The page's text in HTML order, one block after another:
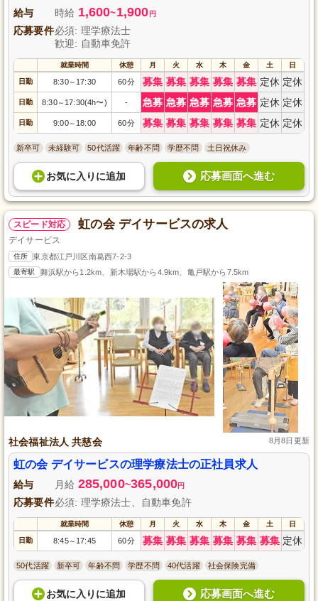
給与 時給 1,600~1,900 円
応募要件必須: 理学療法士
歓迎: 自動車免許
就業時間 休憩 月 火 水 木 金 土 日
日勤 8:30～ 17:30 60分 募集 募集 募集 募集 募集 定休 定休
日勤 8:30～ 17:30(4h〜) - 急募 急募 急募 急募 急募 定休 定休
日勤 9:00～ 18:00 60分 募集 募集 募集 募集 募集 定休 定休
新卒可 未経験可 50代活躍 年齢不問 学歴不問 土日祝休み
お気に入り に追加 応募画面へ進む
スピード対応 虹の会 デイサービスの求人
デイサービス
住所 東京都江戸川区南葛西7-2-3
最寄駅 舞浜駅から1.2km、新木場駅から4.9km、亀戸駅から7.5km
社会福祉法人 共慈会 8月8日更新
虹の会 デイサービスの理学療法士の正社員求人
給与 月給 285,000~365,000円
応募要件必須: 理学療法士、自動車免許
就業時間 休憩 月 火 水 木 金 土 日
日勤 8:45～ 17:45 60分 募集 募集 募集 募集 募集 募集 定休
50代活躍 新卒可 年齢不問 学歴不問 40代活躍 社会保険完備
お気に入り に追加 応募画面へ進む